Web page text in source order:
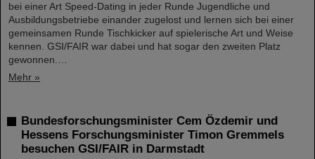
bei einer Art Speed-Dating in jeder Runde Jugendliche und
Ausbildungsbetriebe einander zugelost und lernen sich bei einer
gemeinsamen Runde Tischkicker auf spielerische Art und Weise
kennen. GSI/FAIR war dabei und hat sogar den zweiten Platz
gewonnen.…
Mehr »
Bundesforschungsminister Cem Özdemir und
Hessens Forschungsminister Timon Gremmels
besuchen GSI/FAIR in Darmstadt